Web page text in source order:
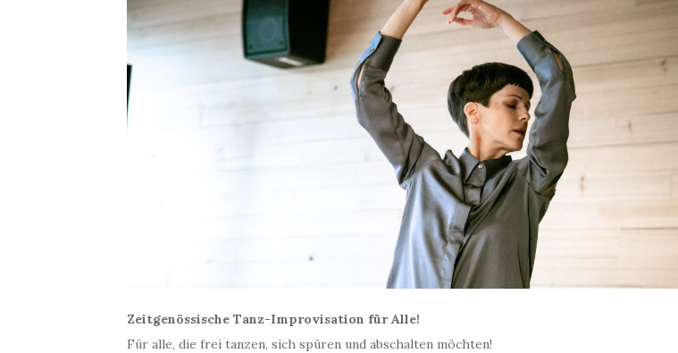
Zeitgenössische Tanz-Improvisation für Alle!
Für alle, die frei tanzen, sich spüren und abschalten möchten!